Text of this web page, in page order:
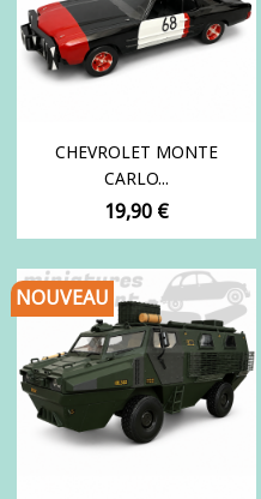
CHEVROLET MONTE
CARLO...
Prix
19,90 €
NOUVEAU